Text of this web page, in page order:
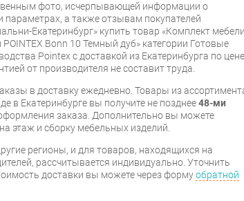
фото, исчерпывающей информации о
параметрах, а также отзывам покупателей
Екатеринбург» купить товар «Комплект мебели
Bonn 10 Темный дуб» категории Готовые
Pointex с доставкой из Екатеринбурга по цене
от производителя не составит труда.
в доставку ежедневно. Товары из
в Екатеринбурге вы получите не позднее48-ми
заказа. Дополнительно вы можете
этаж и сборку мебельных изделий.
регионы, и для товаров, находящихся на
рассчитывается индивидуально. Уточнить
доставки вы можете через формуобратной